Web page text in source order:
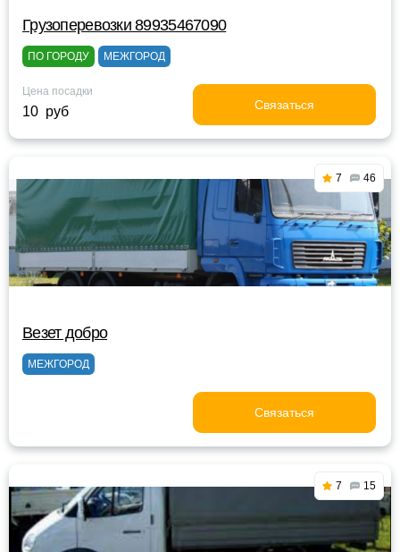
Грузоперевозки 89935467090
ПО ГОРОДУ МЕЖГОРОД
Цена посадки
10 руб Связаться
7 46
Везет добро
МЕЖГОРОД
Связаться
7 15